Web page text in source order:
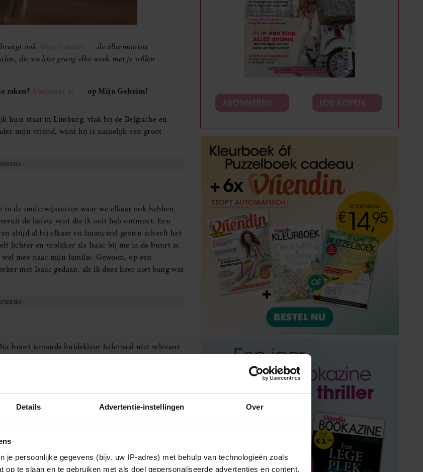
Details Advertentie-instellingen Over
je persoonlijke gegevens (bijv. uw IP-adres) met behulp van technologieën zoals
op te slaan en te gebruiken met als doel gepersonaliseerde advertenties en content,
ook Mijn Geheim
de allermooiste
die we hier graag elke week met je willen
raken?Abonneer je op Mijn Geheim!
huis staat in Limburg, vlak bij de Belgische en
mijn vriend, want hij is namelijk een groot
de onderwijssector waar we elkaar ook hebben
de liefste vent die ik ooit heb ontmoet. Een
altijd al bij elkaar en financieel gezien scheelt het
lichter en vrolijker als Isaac bij me in de buurt is.
mee naar mijn familie. Gewoon, op een
met Isaac gedaan, als ik deze keer niet bang was
hoort iemands huidskleur helemaal niet relevant
met wie ik dagelijks omga. Maar helaas wel
andere culturen en dan druk ik me nog subtiel
België of Duitsland kan nog net, om even
van nog verder weg wil ik hier niet eens
ABONNEREN LOS KOPEN